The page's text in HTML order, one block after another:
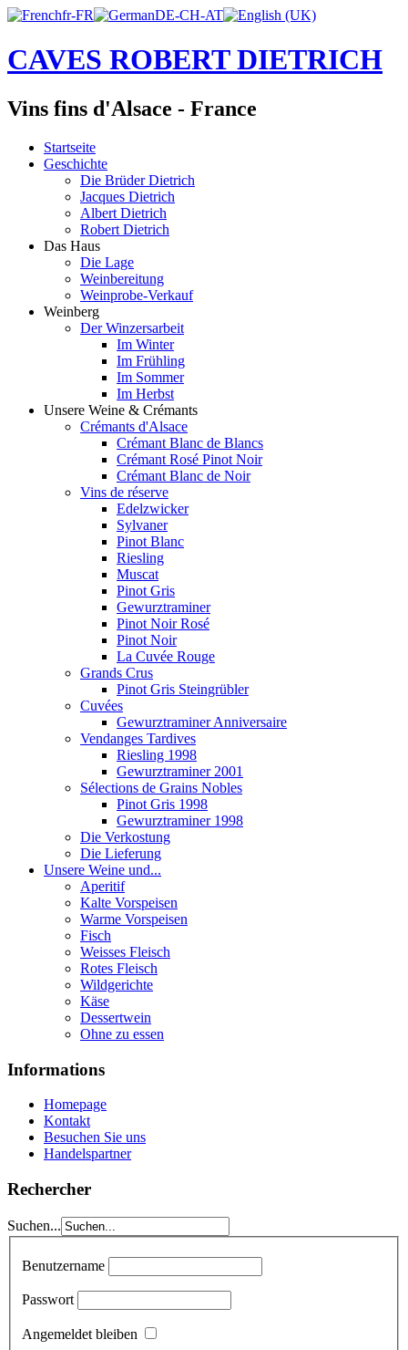
CAVES ROBERT DIETRICH
Vins fins d'Alsace - France
Startseite
Geschichte
Die Brüder Dietrich
Jacques Dietrich
Albert Dietrich
Robert Dietrich
Das Haus
Die Lage
Weinbereitung
Weinprobe-Verkauf
Weinberg
Der Winzersarbeit
Im Winter
Im Frühling
Im Sommer
Im Herbst
Unsere Weine & Crémants
Crémants d'Alsace
Crémant Blanc de Blancs
Crémant Rosé Pinot Noir
Crémant Blanc de Noir
Vins de réserve
Edelzwicker
Sylvaner
Pinot Blanc
Riesling
Muscat
Pinot Gris
Gewurztraminer
Pinot Noir Rosé
Pinot Noir
La Cuvée Rouge
Grands Crus
Pinot Gris Steingrübler
Cuvées
Gewurztraminer Anniversaire
Vendanges Tardives
Riesling 1998
Gewurztraminer 2001
Sélections de Grains Nobles
Pinot Gris 1998
Gewurztraminer 1998
Die Verkostung
Die Lieferung
Unsere Weine und...
Aperitif
Kalte Vorspeisen
Warme Vorspeisen
Fisch
Weisses Fleisch
Rotes Fleisch
Wildgerichte
Käse
Dessertwein
Ohne zu essen
Informations
Homepage
Kontakt
Besuchen Sie uns
Handelspartner
Rechercher
Suchen...
Benutzername
Passwort
Angemeldet bleiben